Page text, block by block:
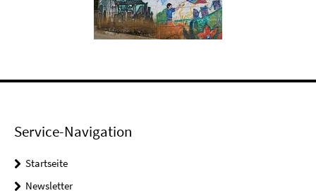
Service-Navigation
Startseite
Newsletter